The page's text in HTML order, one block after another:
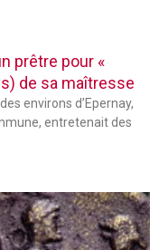
prêtre pour «
de sa maîtresse
environs d’Epernay,
entretenait des